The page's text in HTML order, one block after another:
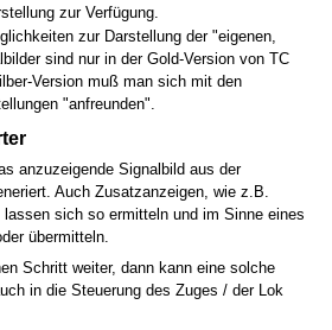
zur Verfügung.
zur Darstellung der "eigenen,
sind nur in der Gold-Version von TC
Version muß man sich mit den
"anfreunden".
anzuzeigende Signalbild aus der
Auch Zusatzanzeigen, wie z.B.
sich so ermitteln und im Sinne eines
übermitteln.
Schritt weiter, dann kann eine solche
in die Steuerung des Zuges / der Lok